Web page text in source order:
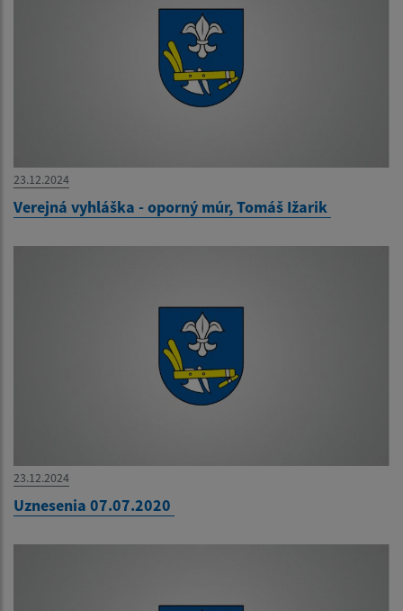
23.12.2024
Verejná vyhláška - oporný múr, Tomáš Ižarik
23.12.2024
Uznesenia 07.07.2020